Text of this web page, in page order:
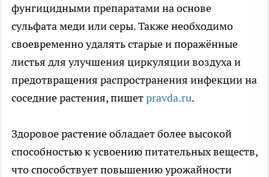
фунгицидными препаратами на основе
сульфата меди или серы. Также необходимо
своевременно удалять старые и поражённые
листья для улучшения циркуляции воздуха и
предотвращения распространения инфекции на
соседние растения, пишетpravda.ru.
Здоровое растение обладает более высокой
способностью к усвоению питательных веществ,
что способствует повышению урожайности